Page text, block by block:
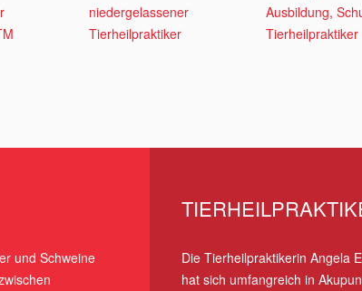
und Schweine
Die Tierheilpraktikerin Angela
hat sich umfangreich in